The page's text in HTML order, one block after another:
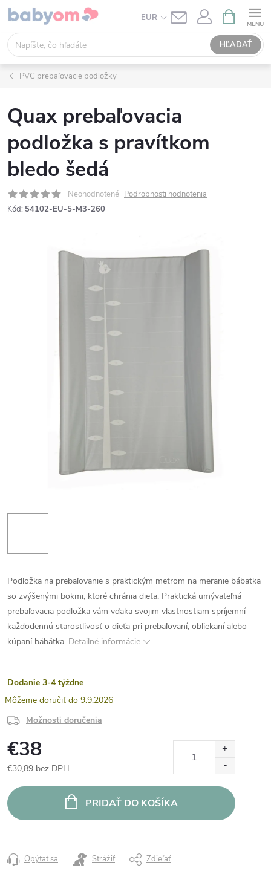
Prejsť
obsah
EUR
HĽADAŤ
KOŠÍK
PVC prebaľovacie podložky
Quax prebaľovacia
podložka s pravítkom
bledo šedá
Neohodnotené Podrobnosti hodnotenia
Kód: 54102-EU-5-M3-260
Podložka na prebaľovanie s praktickým metrom na meranie bábätka
so zvýšenými bokmi, ktoré chránia dieťa. Praktická umývateľná
prebaľovacia podložka vám vďaka svojim vlastnostiam spríjemní
každodennú starostlivosť o dieťa pri prebaľovaní, obliekaní alebo
kúpaní bábätka. Detailné informácie
Dodanie 3-4 týždne
9.9.2026
Možnosti doručenia
€38
€30,89 bez DPH
cena:
PRIDAŤ DO KOŠÍKA
Opýtať sa Strážiť Zdieľať